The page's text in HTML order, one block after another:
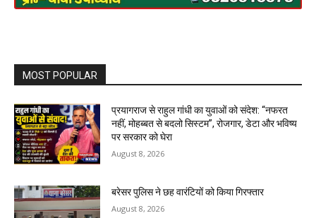
MOST POPULAR
प्रयागराज से राहुल गांधी का युवाओं को संदेश: “नफरत
नहीं, मोहब्बत से बदलो सिस्टम”, रोजगार, डेटा और भविष्य
पर सरकार को घेरा
August 8, 2026
बरेसर पुलिस ने छह वारंटियों को किया गिरफ्तार
August 8, 2026